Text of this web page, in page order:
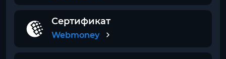
Сертификат
Webmoney